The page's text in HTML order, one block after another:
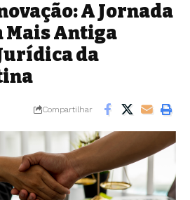
A Jornada
Mais Antiga
da
Compartilhar